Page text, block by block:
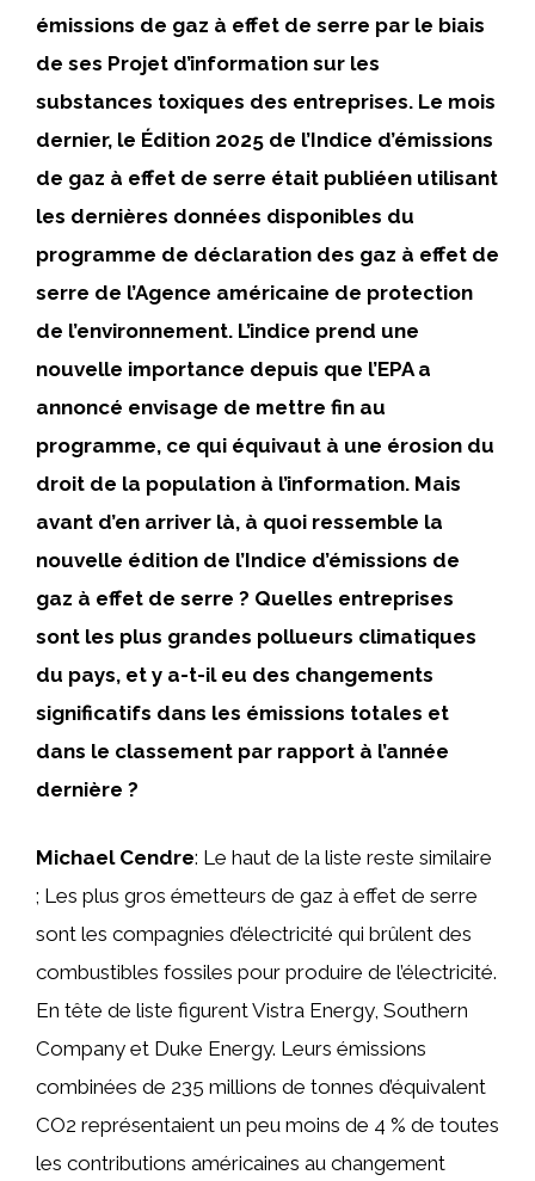
émissions de gaz à effet de serre par le biais
de ses Projet d’information sur les
substances toxiques des entreprises. Le mois
dernier, le Édition 2025 de l’Indice d’émissions
de gaz à effet de serre était publiéen utilisant
les dernières données disponibles du
programme de déclaration des gaz à effet de
serre de l’Agence américaine de protection
de l’environnement. L’indice prend une
nouvelle importance depuis que l’EPA a
annoncé envisage de mettre fin au
programme, ce qui équivaut à une érosion du
droit de la population à l’information. Mais
avant d’en arriver là, à quoi ressemble la
nouvelle édition de l’Indice d’émissions de
gaz à effet de serre ? Quelles entreprises
sont les plus grandes pollueurs climatiques
du pays, et y a-t-il eu des changements
significatifs dans les émissions totales et
dans le classement par rapport à l’année
dernière ?
Michael Cendre: Le haut de la liste reste similaire
; Les plus gros émetteurs de gaz à effet de serre
sont les compagnies d’électricité qui brûlent des
combustibles fossiles pour produire de l’électricité.
En tête de liste figurent Vistra Energy, Southern
Company et Duke Energy. Leurs émissions
combinées de 235 millions de tonnes d’équivalent
CO2 représentaient un peu moins de 4 % de toutes
les contributions américaines au changement